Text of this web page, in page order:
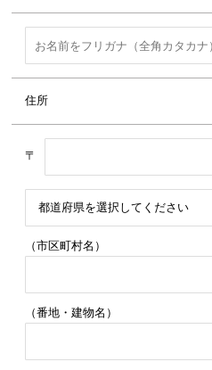
住所
〒
（市区町村名）
（番地・建物名）